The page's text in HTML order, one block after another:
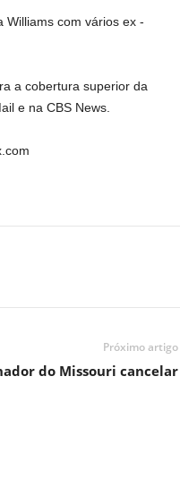
Williams com vários ex -
a cobertura superior da
e na CBS News.
Próximo artigo
do Missouri cancelar